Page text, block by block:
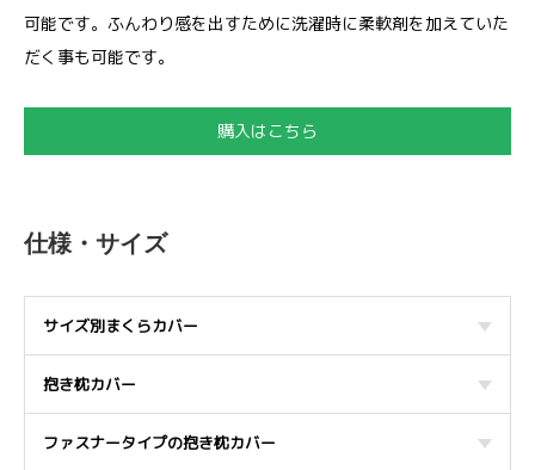
可能です。ふんわり感を出すために洗濯時に柔軟剤を加えていた
だく事も可能です。
購入はこちら
仕様・サイズ
サイズ別まくらカバー
抱き枕カバー
ファスナータイプの抱き枕カバー